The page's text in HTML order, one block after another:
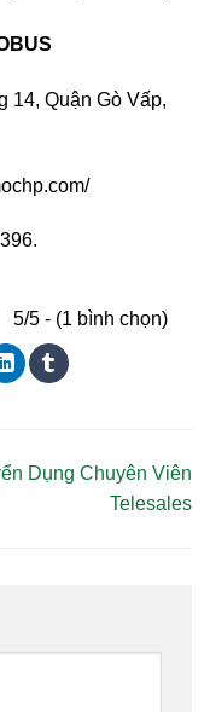
Quận Gò Vấp,
5/5 - (1 bình chọn)
Dụng Chuyên Viên
Telesales